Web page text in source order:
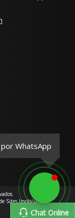
Chat Online
Chat Online
WhatsApp
Sites Imobiliários